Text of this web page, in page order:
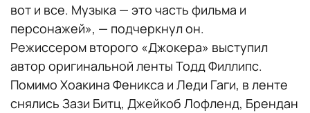
вот и все. Музыка — это часть фильма и
персонажей», — подчеркнул он.
Режиссером второго «Джокера» выступил
автор оригинальной ленты Тодд Филлипс.
Помимо Хоакина Феникса и Леди Гаги, в ленте
снялись Зази Битц, Джейкоб Лофленд, Брендан